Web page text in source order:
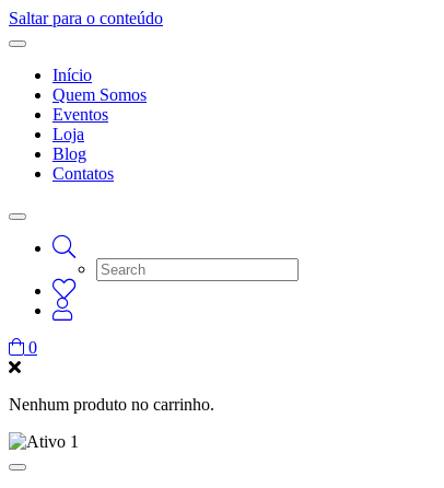
Saltar para o conteúdo
Início
Quem Somos
Eventos
Loja
Blog
Contatos
0
Nenhum produto no carrinho.